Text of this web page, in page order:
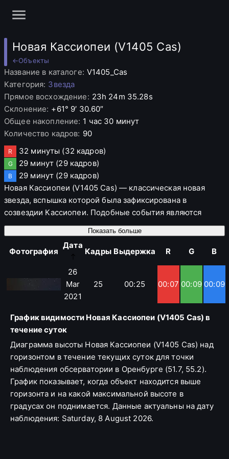
Новая Кассиопеи (V1405 Cas)
←Объекты
Название в каталоге: V1405_Cas
Категория: Звезда
Прямое восхождение: 23h 24m 35.28s
Склонение: +61° 9′ 30.60″
Общее накопление: 1 час 30 минут
Количество кадров: 90
R 32 минуты (32 кадров)
G 29 минут (29 кадров)
B 29 минут (29 кадров)
Новая Кассиопеи (V1405 Cas) — классическая новая
звезда, вспышка которой была зафиксирована в
созвездии Кассиопеи. Подобные события являются
результатом взрывных процессов на поверхности
белого карлика, входящего в состав тесной двойной
звёздной системы.
В таких системах белый карлик, обладающий высокой
плотностью, гравитационно притягивает водород с
менее плотного компаньона. Аккреция происходит при
их небольшом орбитальном периоде, обычно менее 12
часов. Водород, накапливающийся на поверхности
белого карлика, сжимается под воздействием
гравитации и разогревается. Когда температура и
давление достигают критических значений, запускается
термоядерная реакция, в результате которой
происходит мощный взрыв.
Эта реакция сопровождается внезапным и
значительным увеличением светимости звезды, которое
может длиться от нескольких дней до нескольких
Показать больше
Фотография
Дата
Кадры Выдержка R G B
26
Mar
2021
25 00:25 00:07 00:09 00:09
График видимости Новая Кассиопеи (V1405 Cas) в
течение суток
Диаграмма высоты Новая Кассиопеи (V1405 Cas) над
горизонтом в течение текущих суток для точки
наблюдения обсерватории в Оренбурге (51.7, 55.2).
График показывает, когда объект находится выше
горизонта и на какой максимальной высоте в
градусах он поднимается. Данные актуальны на дату
наблюдения: Saturday, 8 August 2026.